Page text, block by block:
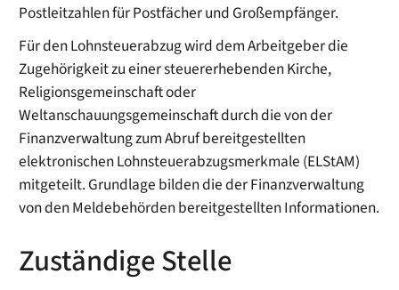
Postleitzahlen für Postfächer und Großempfänger.
Für den Lohnsteuerabzug wird dem Arbeitgeber die
Zugehörigkeit zu einer steuererhebenden Kirche,
Religionsgemeinschaft oder
Weltanschauungsgemeinschaft durch die von der
Finanzverwaltung zum Abruf bereitgestellten
elektronischen Lohnsteuerabzugsmerkmale (ELStAM)
mitgeteilt. Grundlage bilden die der Finanzverwaltung
von den Meldebehörden bereitgestellten Informationen.
Zuständige Stelle